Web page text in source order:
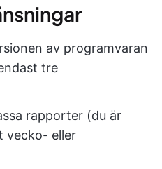
av programvaran
tre
rapporter (du är
vecko- eller